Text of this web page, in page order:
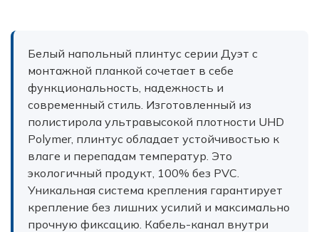
Белый напольный плинтус серии Дуэт с
монтажной планкой сочетает в себе
функциональность, надежность и
современный стиль. Изготовленный из
полистирола ультравысокой плотности UHD
Polymer, плинтус обладает устойчивостью к
влаге и перепадам температур. Это
экологичный продукт, 100% без PVC.
Уникальная система крепления гарантирует
крепление без лишних усилий и максимально
прочную фиксацию. Кабель-канал внутри